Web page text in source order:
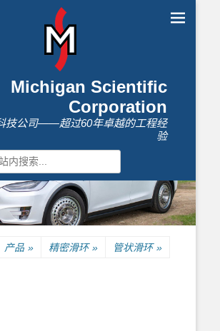
Michigan Scientific
Corporation
技公司——超过60年卓越的工程经
验
产品 » 精密滑环 » 管状滑环 »